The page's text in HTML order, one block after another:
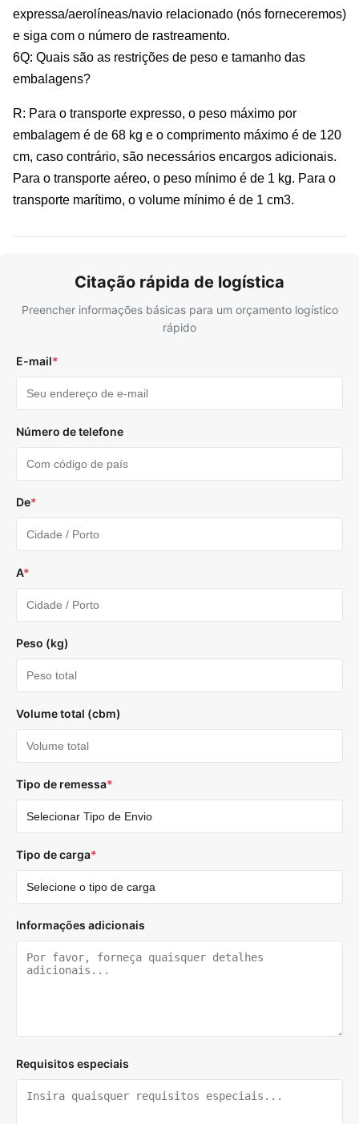
expressa/aerolíneas/navio relacionado (nós forneceremos)
e siga com o número de rastreamento.
6Q: Quais são as restrições de peso e tamanho das
embalagens?
R: Para o transporte expresso, o peso máximo por
embalagem é de 68 kg e o comprimento máximo é de 120
cm, caso contrário, são necessários encargos adicionais.
Para o transporte aéreo, o peso mínimo é de 1 kg. Para o
transporte marítimo, o volume mínimo é de 1 cm3.
Citação rápida de logística
Preencher informações básicas para um orçamento logístico
rápido
E-mail*
Número de telefone
De*
A*
Peso (kg)
Volume total (cbm)
Tipo de remessa*
Tipo de carga*
Informações adicionais
Requisitos especiais